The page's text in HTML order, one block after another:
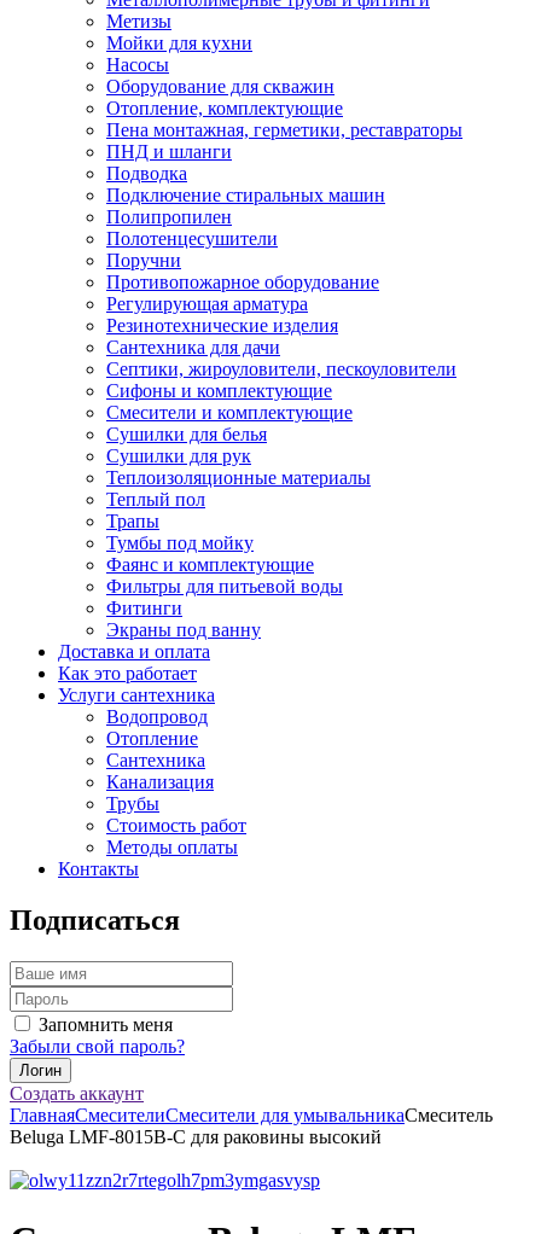
Метизы
Мойки для кухни
Насосы
Оборудование для скважин
Отопление, комплектующие
Пена монтажная, герметики, реставраторы
ПНД и шланги
Подводка
Подключение стиральных машин
Полипропилен
Полотенцесушители
Поручни
Противопожарное оборудование
Регулирующая арматура
Резинотехнические изделия
Сантехника для дачи
Септики, жироуловители, пескоуловители
Сифоны и комплектующие
Смесители и комплектующие
Сушилки для белья
Сушилки для рук
Теплоизоляционные материалы
Теплый пол
Трапы
Тумбы под мойку
Фаянс и комплектующие
Фильтры для питьевой воды
Фитинги
Экраны под ванну
Доставка и оплата
Как это работает
Услуги сантехника
Водопровод
Отопление
Сантехника
Канализация
Трубы
Стоимость работ
Методы оплаты
Контакты
Подписаться
Запомнить меня
Забыли свой пароль?
Создать аккаунт
ГлавнаяСмесителиСмесители для умывальникаСмеситель
Beluga LMF-8015B-C для раковины высокий